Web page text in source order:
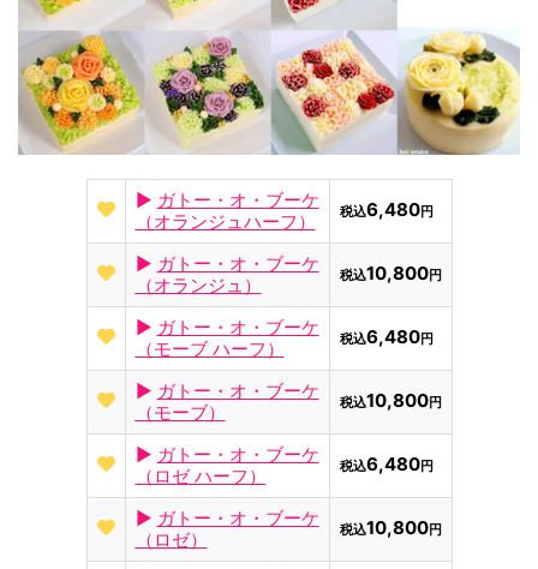
► ガトー・オ・ブーケ
（オランジュハーフ）
税込6,480円
► ガトー・オ・ブーケ
（オランジュ）
税込10,800円
► ガトー・オ・ブーケ
（モーブ ハーフ）
税込6,480円
► ガトー・オ・ブーケ
（モーブ）
税込10,800円
► ガトー・オ・ブーケ
（ロゼ ハーフ）
税込6,480円
► ガトー・オ・ブーケ
（ロゼ）
税込10,800円